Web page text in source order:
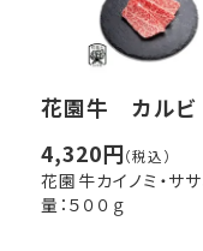
花園牛 カルビ
4,320円（税込）
花園牛カイノミ・サ
量：５００ｇ